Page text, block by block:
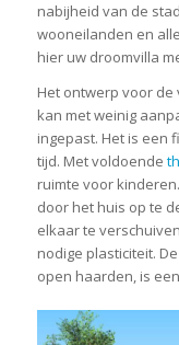
nabijheid van de
wooneilanden en
hier uw droomvilla
Het ontwerp voor
kan met weinig
ingepast. Het is een
tijd. Met voldoende
ruimte voor
door het huis op te
elkaar te
nodige plasticiteit.
open haarden, is